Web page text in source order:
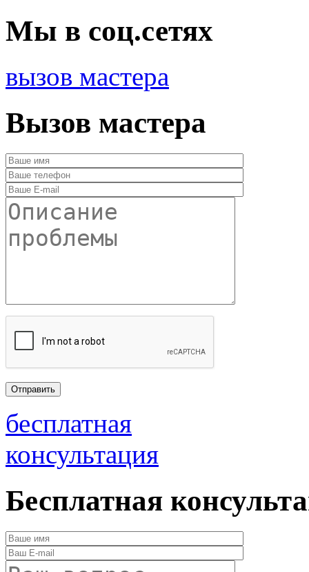
Мы в соц.сетях
вызов мастера
Вызов мастера
бесплатная
консультация
Бесплатная